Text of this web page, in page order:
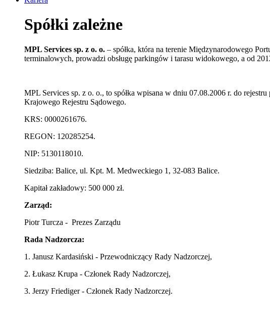
Spółki zależne
MPL Services sp. z o. o. – spółka, która na terenie Międzynarodowego
terminalowych, prowadzi obsługę parkingów i tarasu widokowego, a od
MPL Services sp. z o. o., to spółka wpisana w dniu 07.08.2006 r. do
Krajowego Rejestru Sądowego.
KRS: 0000261676.
REGON: 120285254.
NIP: 5130118010.
Siedziba: Balice, ul. Kpt. M. Medweckiego 1, 32-083 Balice.
Kapitał zakładowy: 500 000 zł.
Zarząd:
Piotr Turcza - Prezes Zarządu
Rada Nadzorcza:
1. Janusz Kardasiński - Przewodniczący Rady Nadzorczej,
2. Łukasz Krupa - Członek Rady Nadzorczej,
3. Jerzy Friediger - Członek Rady Nadzorczej.